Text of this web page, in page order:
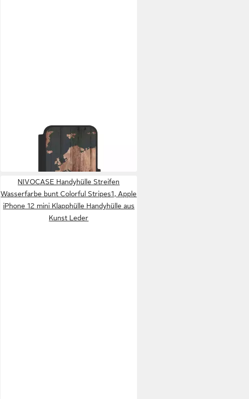
Handyhülle Landkarte Holzoptik
Weltkarte Wooden World Map
in 5-6 Werktagen bei dir
NIVOCASE Handyhülle Streifen
Wasserfarbe bunt Colorful Stripes1, Apple
iPhone 12 mini Klapphülle Handyhülle aus
Kunst Leder